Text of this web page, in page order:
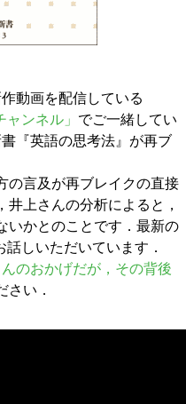
動画を配信している
ャンネル」 でご一緒してい
『英語の思考法』が再ブ
言及が再ブレイクの直接
上さんの分析によると，
いかとのことです．最新の
話しいただいています．
んのおかげだが，その背後
さい．